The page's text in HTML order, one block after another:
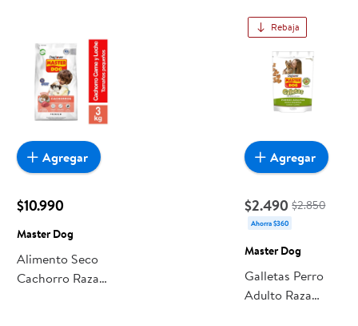
$10.990
Master Dog
Alimento Seco
Cachorro Raza
Agregar
Rebaja
$2.490 $2.850
Ahorra $360
Master Dog
Galletas Perro
Adulto Raza
Agregar